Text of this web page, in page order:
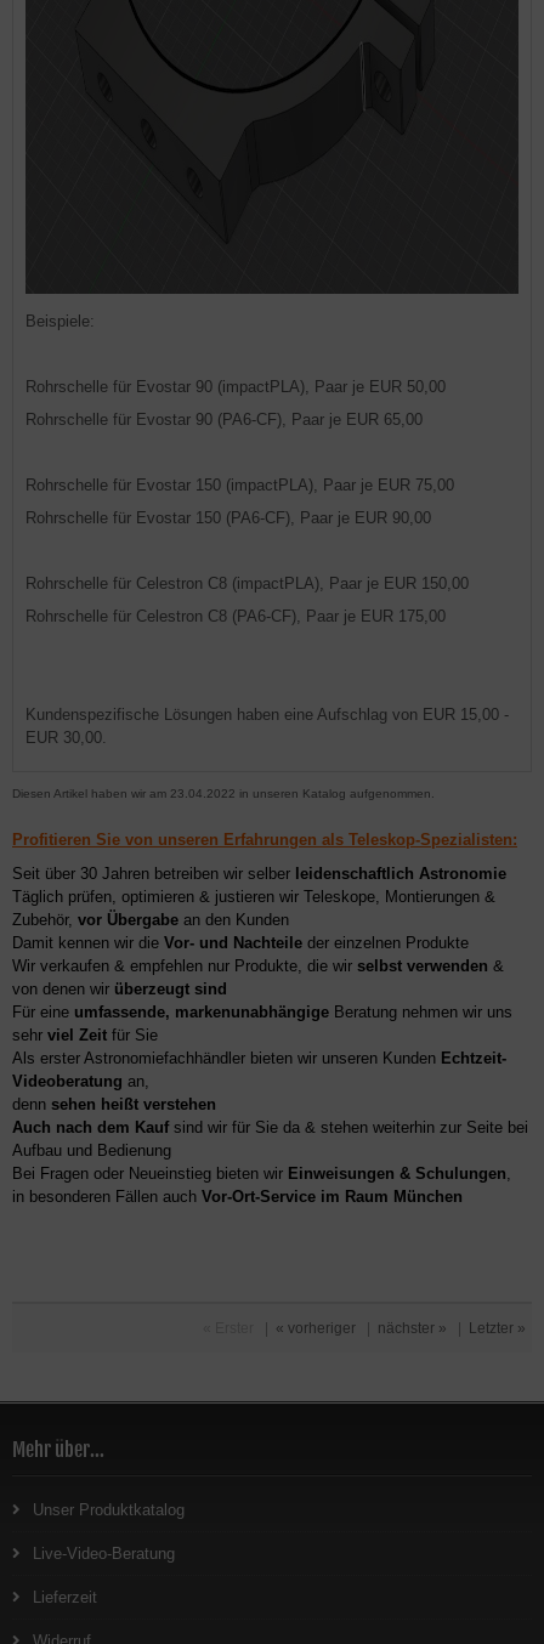
Beispiele:
Rohrschelle für Evostar 90 (impactPLA), Paar je EUR 50,00
Rohrschelle für Evostar 90 (PA6-CF), Paar je EUR 65,00
Rohrschelle für Evostar 150 (impactPLA), Paar je EUR 75,00
Rohrschelle für Evostar 150 (PA6-CF), Paar je EUR 90,00
Rohrschelle für Celestron C8 (impactPLA), Paar je EUR 150,00
Rohrschelle für Celestron C8 (PA6-CF), Paar je EUR 175,00
Kundenspezifische Lösungen haben eine Aufschlag von EUR 15,00 -
EUR 30,00.
Diesen Artikel haben wir am 23.04.2022 in unseren Katalog aufgenommen.
Profitieren Sie von unseren Erfahrungen als Teleskop-Spezialisten:
Seit über 30 Jahren betreiben wir selber leidenschaftlich Astronomie
Täglich prüfen, optimieren & justieren wir Teleskope, Montierungen &
Zubehör, vor Übergabe an den Kunden
Damit kennen wir die Vor- und Nachteile der einzelnen Produkte
Wir verkaufen & empfehlen nur Produkte, die wir selbst verwenden &
von denen wir überzeugt sind
Für eine umfassende, markenunabhängige Beratung nehmen wir uns
sehr viel Zeit für Sie
Als erster Astronomiefachhändler bieten wir unseren Kunden Echtzeit-
Videoberatung an,
denn sehen heißt verstehen
Auch nach dem Kaufsind wir für Sie da & stehen weiterhin zur Seite bei
Aufbau und Bedienung
Bei Fragen oder Neueinstieg bieten wir Einweisungen & Schulungen,
in besonderen Fällen auch Vor-Ort-Service im Raum München
« vorheriger nächster » Letzter »
Mehr über...
Unser Produktkatalog
Live-Video-Beratung
Lieferzeit